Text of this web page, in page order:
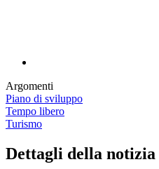
Argomenti
Piano di sviluppo
Tempo libero
Turismo
Dettagli della notizia